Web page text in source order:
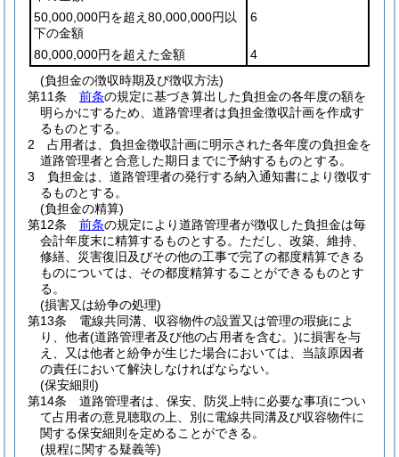
50,000,000円を超え80,000,000円以
下の金額
6
80,000,000円を超えた金額
4
(負担金の徴収時期及び徴収方法)
第11条
前条の規定に基づき算出した負担金の各年度の額を
明らかにするため、道路管理者は負担金徴収計画を作成す
るものとする。
2
占用者は、負担金徴収計画に明示された各年度の負担金を
道路管理者と合意した期日までに予納するものとする。
3
負担金は、道路管理者の発行する納入通知書により徴収す
るものとする。
(負担金の精算)
第12条
前条の規定により道路管理者が徴収した負担金は毎
会計年度末に精算するものとする。 ただし、改築、維持、
修繕、災害復旧及びその他の工事で完了の都度精算できる
ものについては、その都度精算することができるものとす
る。
(損害又は紛争の処理)
第13条
電線共同溝、収容物件の設置又は管理の瑕疵によ
り、他者(道路管理者及び他の占用者を含む。)に損害を与
え、又は他者と紛争が生じた場合においては、当該原因者
の責任において解決しなければならない。
(保安細則)
第14条
道路管理者は、保安、防災上特に必要な事項につい
て占用者の意見聴取の上、別に電線共同溝及び収容物件に
関する保安細則を定めることができる。
(規程に関する疑義等)